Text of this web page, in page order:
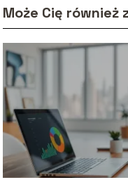
Może Cię również